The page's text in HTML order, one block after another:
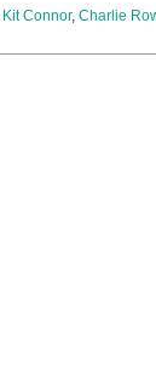
Kit Connor, Charlie